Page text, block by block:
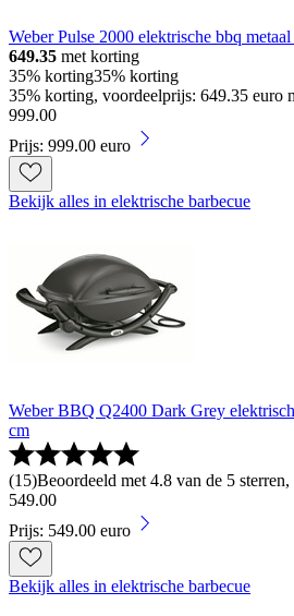
Weber Pulse 2000 elektrische bbq
649.35 met korting
35% korting35% korting
35% korting, voordeelprijs: 649.35 euro
999.00
Prijs: 999.00 euro
Bekijk alles in elektrische barbecue
Weber BBQ Q2400 Dark Grey
cm
(15)Beoordeeld met 4.8 van de 5
549.00
Prijs: 549.00 euro
Bekijk alles in elektrische barbecue